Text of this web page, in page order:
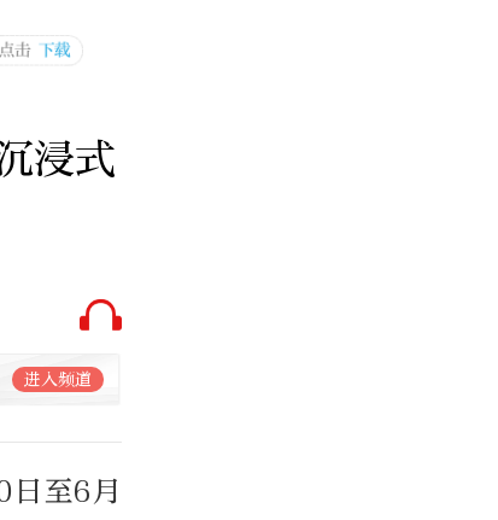
浸式
进入频道
日至6月